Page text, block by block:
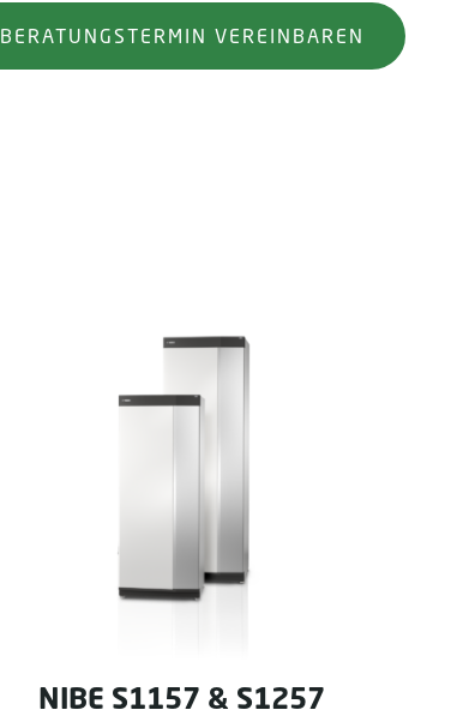
BERATUNGSTERMIN VEREINBAREN
NIBE S1157 & S1257